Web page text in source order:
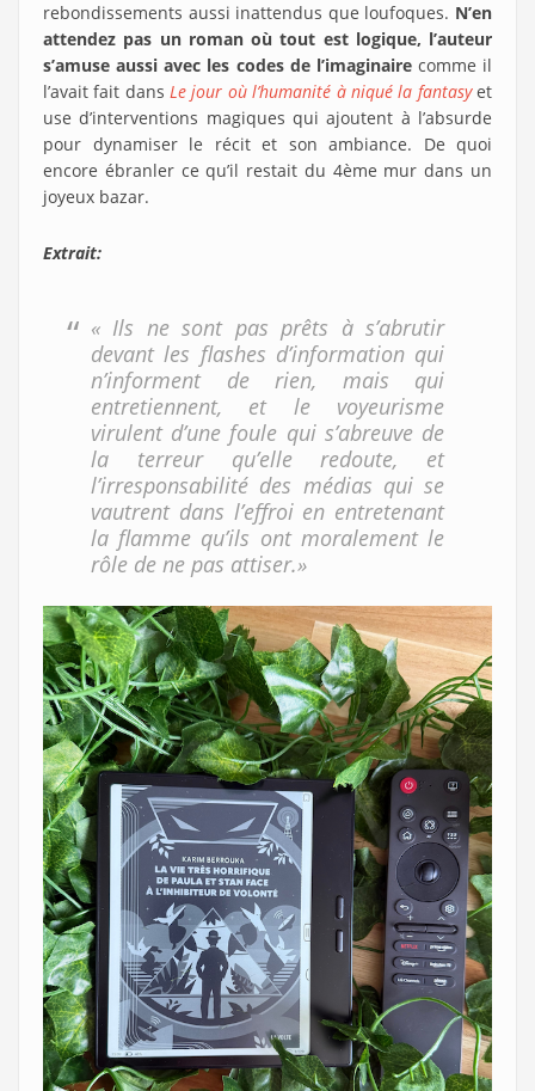
rebondissements aussi inattendus que loufoques. N’en
attendez pas un roman où tout est logique, l’auteur
s’amuse aussi avec les codes de l’imaginairecomme il
l’avait fait dans Le jour où l’humanité à niqué la fantasy et
use d’interventions magiques qui ajoutent à l’absurde
pour dynamiser le récit et son ambiance. De quoi
encore ébranler ce qu’il restait du 4ème mur dans un
joyeux bazar.
Extrait:
« Ils ne sont pas prêts à s’abrutir
devant les flashes d’information qui
n’informent de rien, mais qui
entretiennent, et le voyeurisme
virulent d’une foule qui s’abreuve de
la terreur qu’elle redoute, et
l’irresponsabilité des médias qui se
vautrent dans l’effroi en entretenant
la flamme qu’ils ont moralement le
rôle de ne pas attiser.»